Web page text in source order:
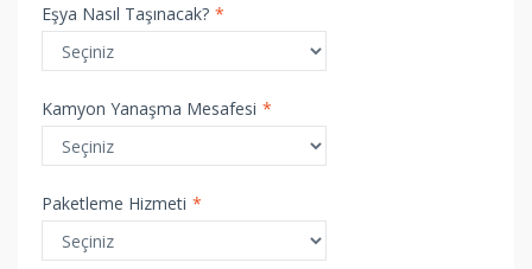
Eşya Nasıl Taşınacak? *
Kamyon Yanaşma Mesafesi *
Paketleme Hizmeti *